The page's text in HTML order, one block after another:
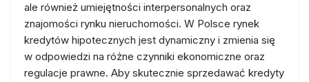
ale również umiejętności interpersonalnych oraz
znajomości rynku nieruchomości. W Polsce rynek
kredytów hipotecznych jest dynamiczny i zmienia się
w odpowiedzi na różne czynniki ekonomiczne oraz
regulacje prawne. Aby skutecznie sprzedawać kredyty